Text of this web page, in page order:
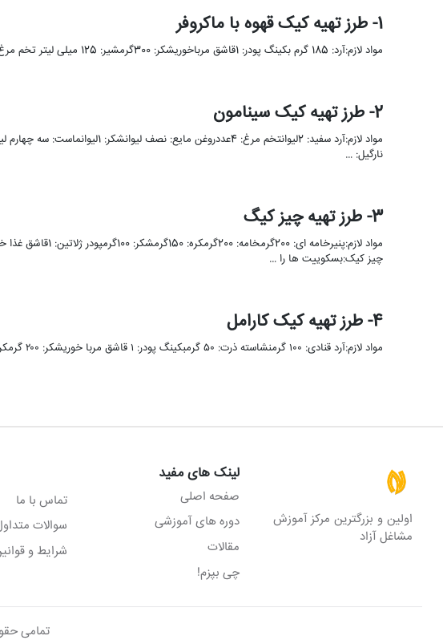
1- طرز تهیه کیک قهوه با ماکروفر
مواد لازم:آرد: 185 گرم بکینگ پودر: 1قاشق مرباخوریشکر: 300گرمشیر: 125 میلی لیتر تخم مرغ: 2 عدد پودر نسکافه: 2 قاشق …
2- طرز تهیه کیک سینامون
نارگیل: …
3- طرز تهیه چیز کیگ
چیز کیک:بسکوییت ها را …
4- طرز تهیه کیک کارامل
مواد لازم:آرد قنادی: ۱۰۰ گرمنشاسته ذرت: ۵۰ گرمبکینگ پودر: ۱ قاشق مربا خوریشکر: ۲۰۰ گرمکره: ۱۱۰ گرمتخم مرغ: ۴ عددوانیل: …
اولین و بزرگترین مرکز آموزش
مشاغل آزاد
لینک های مفید
صفحه اصلی
دوره های آموزشی
مقالات
چی بپزم!
تماس با ما
سوالات
شرایط و
تمامی